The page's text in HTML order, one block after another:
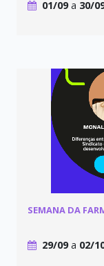
01/09a 30/
SEMANA DA
29/09a 02/